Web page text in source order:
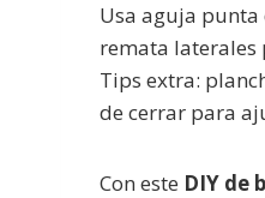
Usa aguja punta
remata laterales
Tips extra:
de cerrar para
Con este DIY de